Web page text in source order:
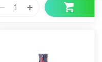
1